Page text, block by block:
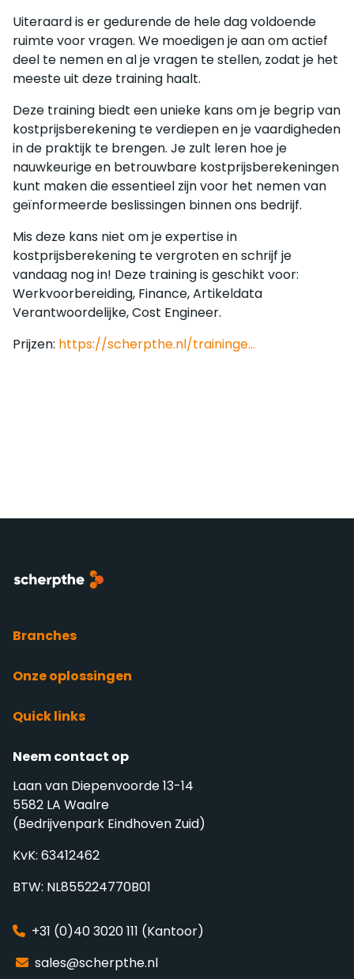
Uiteraard is er gedurende de hele dag voldoende
ruimte voor vragen. We moedigen je aan om actief
deel te nemen en al je vragen te stellen, zodat je het
meeste uit deze training haalt.
Deze training biedt een unieke kans om je begrip van
kostprijsberekening te verdiepen en je vaardigheden
in de praktijk te brengen. Je zult leren hoe je
nauwkeurige en betrouwbare kostprijsberekeningen
kunt maken die essentieel zijn voor het nemen van
geïnformeerde beslissingen binnen ons bedrijf.
Mis deze kans niet om je expertise in
kostprijsberekening te vergroten en schrijf je
vandaag nog in! Deze training is geschikt voor:
Werkvoorbereiding, Finance, Artikeldata
Verantwoordelijke, Cost Engineer.
Prijzen: https://scherpthe.nl/traininge...
Branches
Onze oplossingen
Quick links
Neem contact op
Laan van Diepenvoorde 13-14
5582 LA Waalre
(Bedrijvenpark Eindhoven Zuid)
KvK: 63412462
BTW: NL855224770B01
+31 (0)40 3020 111 (Kantoor)
sales@scherpthe.nl